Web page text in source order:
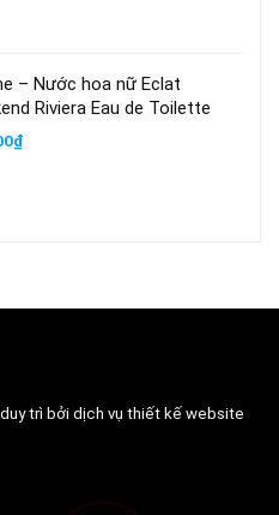
– Nước hoa nữ Eclat
Riviera Eau de Toilette
₫Giá
trì bởi dịch vụ thiết kế website